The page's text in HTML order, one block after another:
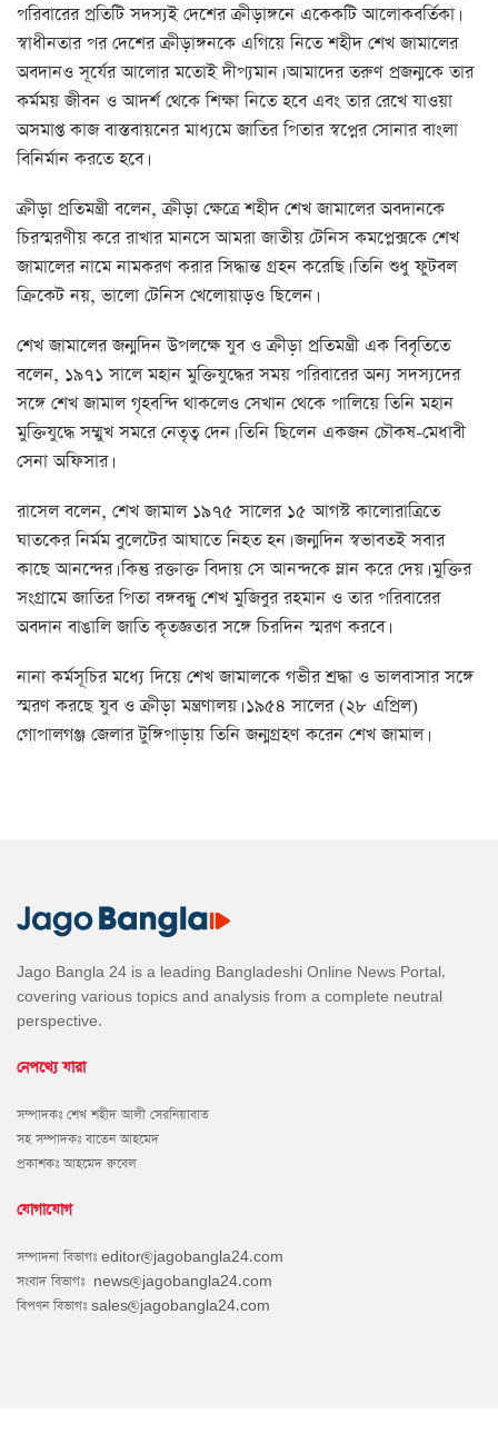
পরিবারের প্রতিটি সদস্যই দেশের ক্রীড়াঙ্গনে একেকটি আলোকবর্তিকা।
স্বাধীনতার পর দেশের ক্রীড়াঙ্গনকে এগিয়ে নিতে শহীদ শেখ জামালের
অবদানও সূর্যের আলোর মতোই দীপ্যমান। আমাদের তরুণ প্রজন্মকে তার
কর্মময় জীবন ও আদর্শ থেকে শিক্ষা নিতে হবে এবং তার রেখে যাওয়া
অসমাপ্ত কাজ বাস্তবায়নের মাধ্যমে জাতির পিতার স্বপ্নের সোনার বাংলা
বিনির্মান করতে হবে।
ক্রীড়া প্রতিমন্ত্রী বলেন, ক্রীড়া ক্ষেত্রে শহীদ শেখ জামালের অবদানকে
চিরস্মরণীয় করে রাখার মানসে আমরা জাতীয় টেনিস কমপ্লেক্সকে শেখ
জামালের নামে নামকরণ করার সিদ্ধান্ত গ্রহন করেছি। তিনি শুধু ফুটবল
ক্রিকেট নয়, ভালো টেনিস খেলোয়াড়ও ছিলেন।
শেখ জামালের জন্মদিন উপলক্ষে যুব ও ক্রীড়া প্রতিমন্ত্রী এক বিবৃতিতে
বলেন, ১৯৭১ সালে মহান মুক্তিযুদ্ধের সময় পরিবারের অন্য সদস্যদের
সঙ্গে শেখ জামাল গৃহবন্দি থাকলেও সেখান থেকে পালিয়ে তিনি মহান
মুক্তিযুদ্ধে সম্মুখ সমরে নেতৃত্ব দেন। তিনি ছিলেন একজন চৌকষ-মেধাবী
সেনা অফিসার।
রাসেল বলেন, শেখ জামাল ১৯৭৫ সালের ১৫ আগস্ট কালোরাত্রিতে
ঘাতকের নির্মম বুলেটের আঘাতে নিহত হন। জন্মদিন স্বভাবতই সবার
কাছে আনন্দের। কিন্তু রক্তাক্ত বিদায় সে আনন্দকে ম্লান করে দেয়। মুক্তির
সংগ্রামে জাতির পিতা বঙ্গবন্ধু শেখ মুজিবুর রহমান ও তার পরিবারের
অবদান বাঙালি জাতি কৃতজ্ঞতার সঙ্গে চিরদিন স্মরণ করবে।
নানা কর্মসূচির মধ্যে দিয়ে শেখ জামালকে গভীর শ্রদ্ধা ও ভালবাসার সঙ্গে
স্মরণ করছে যুব ও ক্রীড়া মন্ত্রণালয়। ১৯৫৪ সালের (২৮ এপ্রিল)
গোপালগঞ্জ জেলার টুঙ্গিপাড়ায় তিনি জন্মগ্রহণ করেন শেখ জামাল।
Jago Bangla 24 is a leading Bangladeshi Online News Portal,
covering various topics and analysis from a complete neutral
perspective.
নেপথ্যে যারা
সম্পাদকঃ শেখ শহীদ আলী সেরনিয়াবাত
সহ সম্পাদকঃ বাতেন আহমেদ
প্রকাশকঃ আহমেদ রুবেল
যোগাযোগ
সম্পাদনা বিভাগঃ editor@jagobangla24.com
সংবাদ বিভাগঃ news@jagobangla24.com
বিপণন বিভাগঃ sales@jagobangla24.com